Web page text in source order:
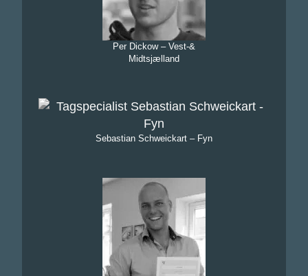
Per Dickow – Vest-&
Midtsjælland
Sebastian Schweickart – Fyn